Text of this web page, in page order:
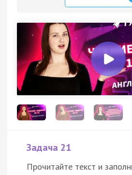
Задача 21
Прочитайте текст и